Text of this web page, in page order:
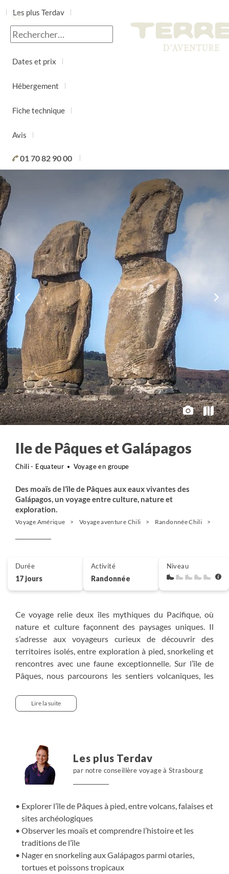
Les plus Terdav
Jour par jour
Dates et prix
Hébergement
Fiche technique
Avis
01 70 82 90 00
Ile de Pâques et Galápagos
Chili - Equateur Voyage en groupe
Des moaïs de l’île de Pâques aux eaux vivantes des
Galápagos, un voyage entre culture, nature et
exploration.
Voyage Amérique Voyage aventure Chili Randonnée Chili
Ce voyage relie deux îles mythiques du Pacifique, où
nature et culture façonnent des paysages uniques. Il
s’adresse aux voyageurs curieux de découvrir des
territoires isolés, entre exploration à pied, snorkeling et
rencontres avec une faune exceptionnelle. Sur l’île de
Pâques, nous parcourons les sentiers volcaniques, les
d’une civilisation ancienne. Chaque site révèle une
nouvelle facette de l’île et de ses traditions. Plus au nord,
géantes, otaries, manchots et oiseaux marins. À pied et
dans l’eau, nous découvrons un archipel vivant, façonné
par les forces naturelles.
Lire la suite
Les plus Terdav
par notre conseillère voyage à Strasbourg
Explorer l’île de Pâques à pied, entre volcans, falaises et
sites archéologiques
Observer les moaïs et comprendre l’histoire et les
traditions de l’île
Nager en snorkeling aux Galápagos parmi otaries,
tortues et poissons tropicaux
Durée
17 jours
Activité
Randonnée
Niveau